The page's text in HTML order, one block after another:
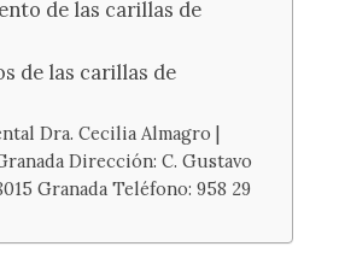
de las carillas de
de las carillas de
Dra. Cecilia Almagro |
Dirección: C. Gustavo
Granada Teléfono: 958 29